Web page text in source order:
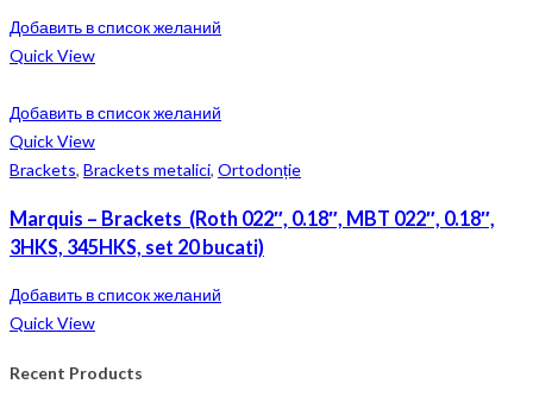
Добавить в список желаний
Quick View
Добавить в список желаний
Quick View
Brackets, Brackets metalici, Ortodonție
Marquis – Brackets (Roth 022″, 0.18″, MBT 022″, 0.18″,
3HKS, 345HKS, set 20 bucati)
Добавить в список желаний
Quick View
Recent Products